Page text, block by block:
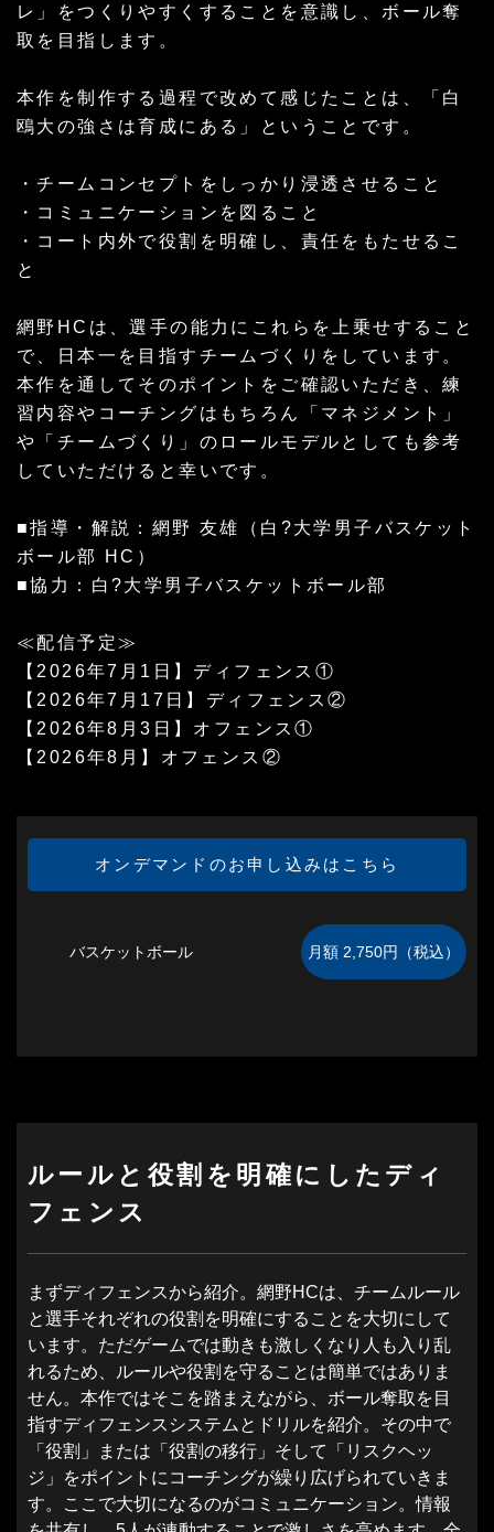
レ」をつくりやすくすることを意識し、ボール奪
取を目指します。
本作を制作する過程で改めて感じたことは、「白
鴎大の強さは育成にある」ということです。
・チームコンセプトをしっかり浸透させること
・コミュニケーションを図ること
・コート内外で役割を明確し、責任をもたせるこ
と
網野HCは、選手の能力にこれらを上乗せすること
で、日本一を目指すチームづくりをしています。
本作を通してそのポイントをご確認いただき、練
習内容やコーチングはもちろん「マネジメント」
や「チームづくり」のロールモデルとしても参考
していただけると幸いです。
■指導・解説：網野 友雄（白?大学男子バスケット
ボール部 HC）
■協力：白?大学男子バスケットボール部
≪配信予定≫
【2026年7月1日】ディフェンス①
【2026年7月17日】ディフェンス②
【2026年8月3日】オフェンス①
【2026年8月】オフェンス②
オンデマンドのお申し込みはこちら
バスケットボール
ルールと役割を明確にしたディ
フェンス
まずディフェンスから紹介。網野HCは、チームルール
と選手それぞれの役割を明確にすることを大切にして
います。ただゲームでは動きも激しくなり人も入り乱
れるため、ルールや役割を守ることは簡単ではありま
せん。本作ではそこを踏まえながら、ボール奪取を目
指すディフェンスシステムとドリルを紹介。その中で
「役割」または「役割の移行」そして「リスクヘッ
ジ」をポイントにコーチングが繰り広げられていきま
す。ここで大切になるのがコミュニケーション。情報